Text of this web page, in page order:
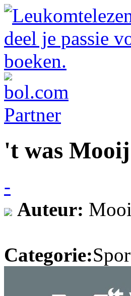
't was Mooij
-
Auteur:
Categorie: